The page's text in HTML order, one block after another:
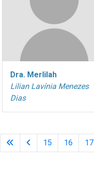
Dra. Merlilah
Lilian Lavínia Menezes
Dias
15 16 17